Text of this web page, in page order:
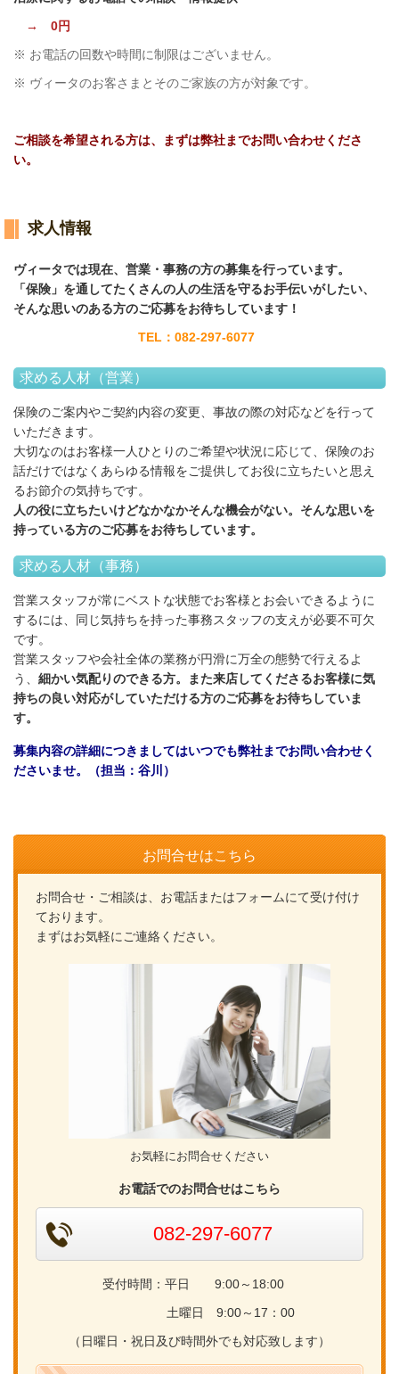
→ 0円
※ お電話の回数や時間に制限はございません。
※ ヴィータのお客さまとそのご家族の方が対象です。
ご相談を希望される方は、まずは弊社までお問い合わせくださ
い。
求人情報
ヴィータでは現在、営業・事務の方の募集を行っています。
「保険」を通してたくさんの人の生活を守るお手伝いがしたい、
そんな思いのある方のご応募をお待ちしています！
TEL：082-297-6077
求める人材（営業）
保険のご案内やご契約内容の変更、事故の際の対応などを行って
いただきます。
大切なのはお客様一人ひとりのご希望や状況に応じて、保険のお
話だけではなくあらゆる情報をご提供してお役に立ちたいと思え
るお節介の気持ちです。
人の役に立ちたいけどなかなかそんな機会がない。そんな思いを
持っている方のご応募をお待ちしています。
求める人材（事務）
営業スタッフが常にベストな状態でお客様とお会いできるように
するには、同じ気持ちを持った事務スタッフの支えが必要不可欠
です。
営業スタッフや会社全体の業務が円滑に万全の態勢で行えるよ
う、 細かい気配りのできる方。また来店してくださるお客様に気
持ちの良い対応がしていただける方のご応募をお待ちしていま
す。
募集内容の詳細につきましてはいつでも弊社までお問い合わせく
ださいませ。（担当：谷川）
お問合せはこちら
お問合せ・ご相談は、お電話またはフォームにて受け付け
ております。
まずはお気軽にご連絡ください。
お気軽にお問合せください
お電話でのお問合せはこちら
082-297-6077
受付時間：平日 9:00～18:00
土曜日 9:00～17：00
（日曜日・祝日及び時間外でも対応致します）